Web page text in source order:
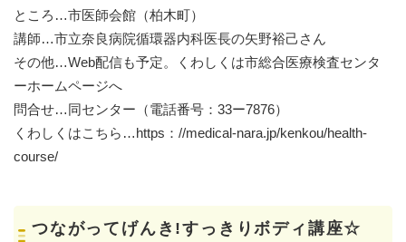
ところ…市医師会館（柏木町）
講師…市立奈良病院循環器内科医長の矢野裕己さん
その他…Web配信も予定。くわしくは市総合医療検査センタ
ーホームページへ
問合せ…同センター（電話番号：33ー7876）
くわしくはこちら…https：//medical-nara.jp/kenkou/health-
course/
つながってげんき!すっきりボディ講座☆